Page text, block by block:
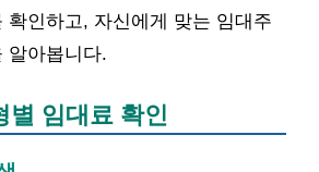
확인하고, 자신에게 맞는 임대주
알아봅니다.
별 임대료 확인